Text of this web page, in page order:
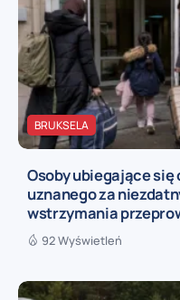
BRUKSELA
Osoby ubiegające się
uznanego za
wstrzymania
92 Wyświetleń